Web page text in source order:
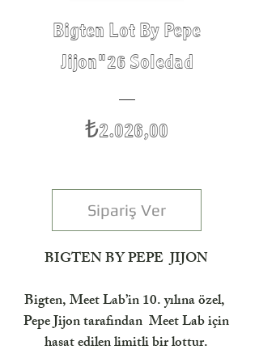
Bigten Lot By Pepe
Jijon"26 Soledad
₺2.026,00
Sipariş Ver
BIGTEN BY PEPE JIJON
Bigten, Meet Lab’in 10. yılına özel,
Pepe Jijon tarafından Meet Lab için
hasat edilen limitli bir lottur.